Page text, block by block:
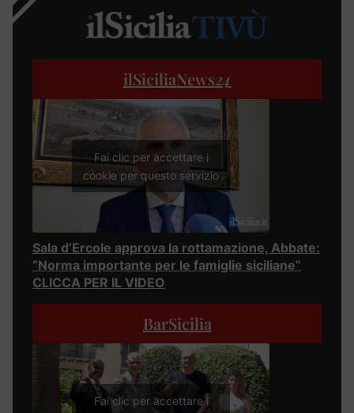
ilSiciliaNews24
Fai clic per accettare i
cookie per questo servizio
Sala d’Ercole approva la rottamazione, Abbate:
“Norma importante per le famiglie siciliane”
CLICCA PER IL VIDEO
BarSicilia
Fai clic per accettare i